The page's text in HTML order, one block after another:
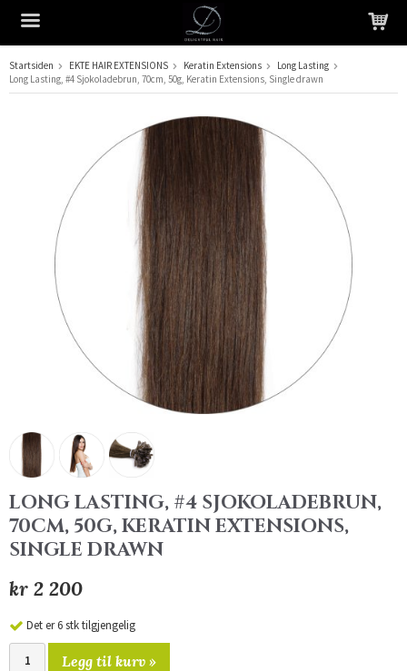
Produktet har blitt lagt til i handlekurven din
Startsiden EKTE HAIR EXTENSIONS Keratin Extensions
Long Lasting
Long Lasting, #4 Sjokoladebrun, 70cm, 50g, Keratin Extensions, Single drawn
LONG LASTING, #4 SJOKOLADEBRUN,
70CM, 50G, KERATIN EXTENSIONS,
SINGLE DRAWN
kr 2 200
Det er 6 stk tilgjengelig
Legg til kurv »